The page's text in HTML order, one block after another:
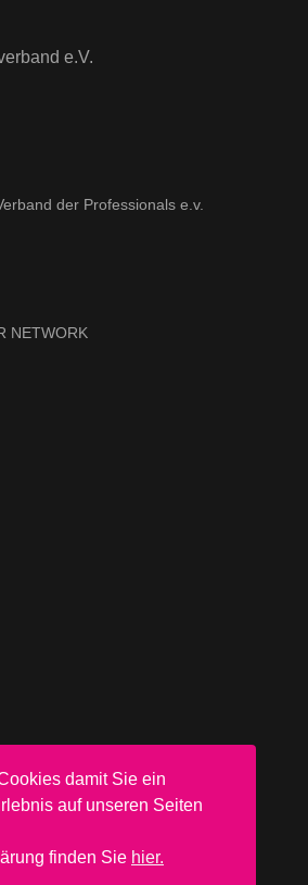
e.V.
der Professionals e.v.
NETWORK
damit Sie ein
auf unseren Seiten
finden Sie hier.